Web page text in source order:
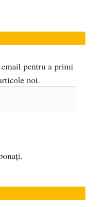
pentru a primi
noi.